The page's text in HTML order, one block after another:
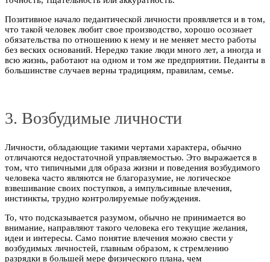
Позитивное начало педантической личности проявляется и в том,
что такой человек любит свое производство, хорошо осознает
обязательства по отношению к нему и не меняет место работы
без веских оснований. Нередко такие люди много лет, а иногда и
всю жизнь, работают на одном и том же предприятии. Педанты в
большинстве случаев верны традициям, правилам, семье.
3. Возбудимые личности
Личности, обладающие такими чертами характера, обычно
отличаются недостаточной управляемостью. Это выражается в
том, что типичными для образа жизни и поведения возбудимого
человека часто являются не благоразумие, не логическое
взвешивание своих поступков, а импульсивные влечения,
инстинкты, трудно контролируемые побуждения.
То, что подсказывается разумом, обычно не принимается во
внимание, направляют такого человека его текущие желания,
идеи и интересы. Само понятие влечения можно свести у
возбудимых личностей, главным образом, к стремлению
разрядки в большей мере физического плана, чем